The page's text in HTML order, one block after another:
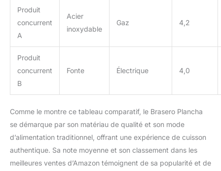
Produit
concurrent
A
Acier
inoxydable
Gaz 4,2
Produit
concurrent
B
Fonte Électrique 4,0
Comme le montre ce tableau comparatif, le Brasero Plancha
se démarque par son matériau de qualité et son mode
d’alimentation traditionnel, offrant une expérience de cuisson
authentique. Sa note moyenne et son classement dans les
meilleures ventes d’Amazon témoignent de sa popularité et de